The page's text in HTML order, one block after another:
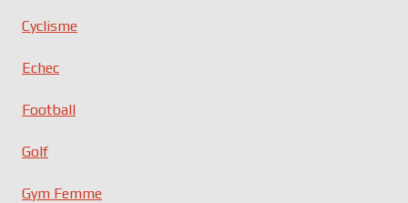
Cyclisme
Echec
Football
Golf
Gym Femme